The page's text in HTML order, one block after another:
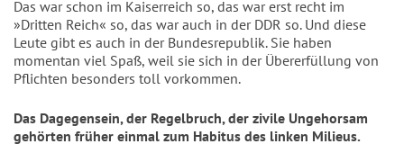
Das war schon im Kaiserreich so, das war erst recht im
»Dritten Reich« so, das war auch in der DDR so. Und diese
Leute gibt es auch in der Bundesrepublik. Sie haben
momentan viel Spaß, weil sie sich in der Übererfüllung von
Pflichten besonders toll vorkommen.
Das Dagegensein, der Regelbruch, der zivile Ungehorsam
gehörten früher einmal zum Habitus des linken Milieus.